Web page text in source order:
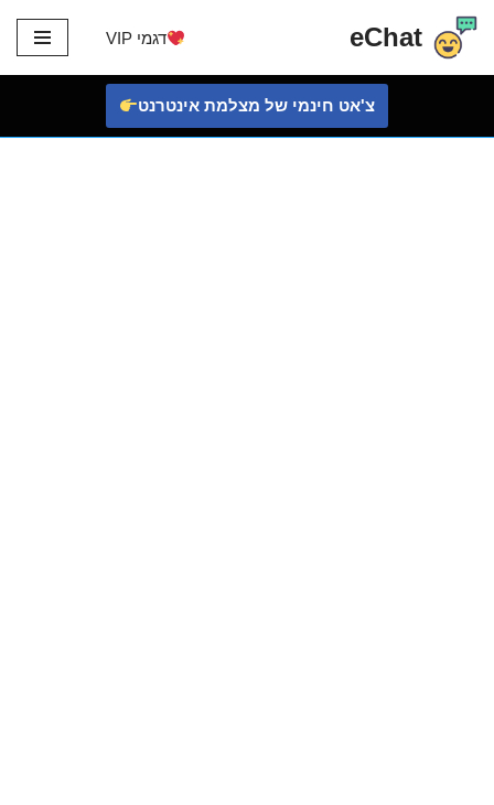
דלג
eChat דגמי VIP
צ'אט חינמי של מצלמת אינטרנט